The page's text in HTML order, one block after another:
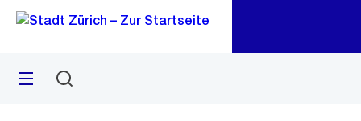
Navigation
Sprunglink
Menü